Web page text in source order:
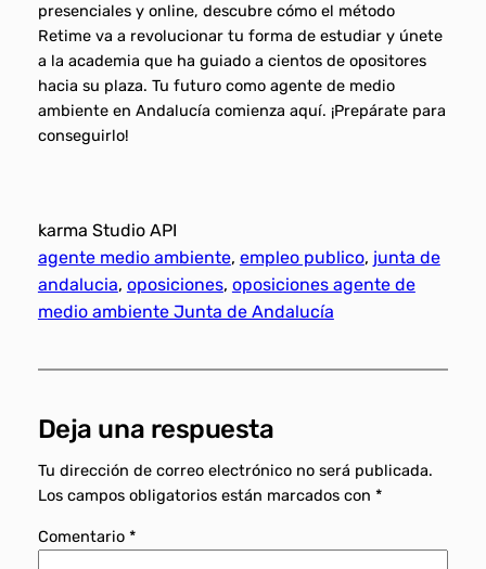
presenciales y online, descubre cómo el método
Retime va a revolucionar tu forma de estudiar y únete
a la academia que ha guiado a cientos de opositores
hacia su plaza. Tu futuro como agente de medio
ambiente en Andalucía comienza aquí. ¡Prepárate para
conseguirlo!
karma Studio API
agente medio ambiente, empleo publico, junta de
andalucia, oposiciones, oposiciones agente de
medio ambiente Junta de Andalucía
Deja una respuesta
Tu dirección de correo electrónico no será publicada.
Los campos obligatorios están marcados con *
Comentario *